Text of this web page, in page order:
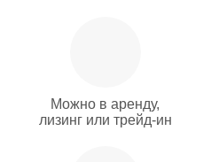
Можно в аренду,
лизинг или трейд-ин